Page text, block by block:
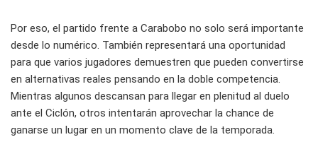
Por eso, el partido frente a Carabobo no solo será importante
desde lo numérico. También representará una oportunidad
para que varios jugadores demuestren que pueden convertirse
en alternativas reales pensando en la doble competencia.
Mientras algunos descansan para llegar en plenitud al duelo
ante el Ciclón, otros intentarán aprovechar la chance de
ganarse un lugar en un momento clave de la temporada.